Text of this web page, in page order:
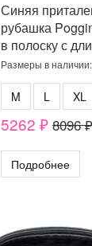
Синяя
рубашка
в полоску с
Размеры в наличии:
M L XL
5262 ₽ 8096 ₽
Подробнее